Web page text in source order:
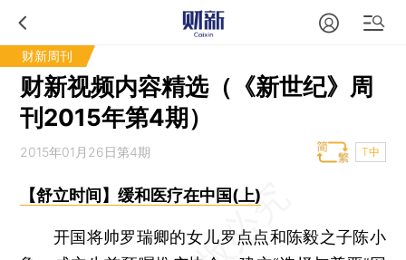
财新周刊
财新视频内容精选（《新世纪》周
刊2015年第4期）
2015年01月26日第4期 T中
【舒立时间】缓和医疗在中国(上)
开国将帅罗瑞卿的女儿罗点点和陈毅之子陈小